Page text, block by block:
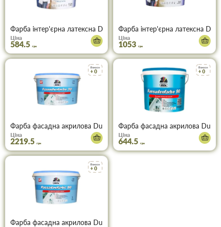
Фарба інтер'єрна латексна Dufa Mattlatex D100 (3,5кг/2,5 л)
Ціна
584.5 грн
Фарба інтер'єрна латексна
Ціна
1053 грн
Бонуси
+ 0
Фарба фасадна акрилова Dufa Fassadenfarbe F90 (14кг)
Ціна
2219.5 грн
Бонуси
+ 0
Фарба фасадна акрилова Dufa
Ціна
644.5 грн
Бонуси
+ 0
Фарба фасадна акрилова Dufa Fassadenfarbe F90 (7кг)